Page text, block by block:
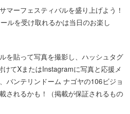
マーフェスティバルを盛り上げよう！
ルを受け取れるかは当日のお楽し
を貼って写真を撮影し、ハッシュタグ
けてXまたはInstagramに写真と応援メ
バンテリンドーム ナゴヤの106ビジョ
されるかも！（掲載が保証されるもの